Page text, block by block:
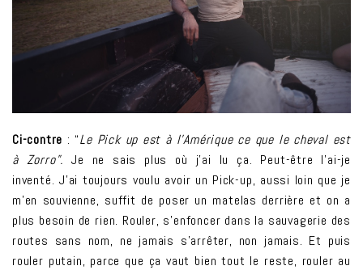
Ci-contre : “Le Pick up est à l’Amérique ce que le cheval est
à Zorro”. Je ne sais plus où j’ai lu ça. Peut-être l’ai-je
inventé. J’ai toujours voulu avoir un Pick-up, aussi loin que je
m’en souvienne, suffit de poser un matelas derrière et on a
plus besoin de rien. Rouler, s’enfoncer dans la sauvagerie des
routes sans nom, ne jamais s’arrêter, non jamais. Et puis
rouler putain, parce que ça vaut bien tout le reste, rouler au